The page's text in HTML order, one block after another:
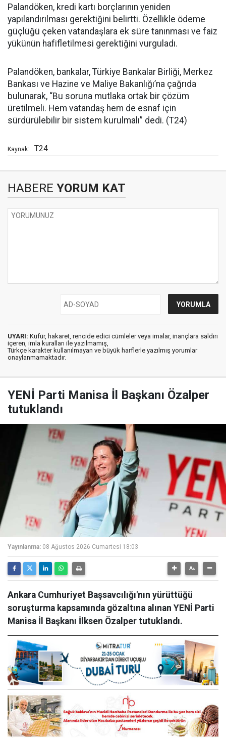
Palandöken, kredi kartı borçlarının yeniden
yapılandırılması gerektiğini belirtti. Özellikle ödeme
güçlüğü çeken vatandaşlara ek süre tanınması ve faiz
yükünün hafifletilmesi gerektiğini vurguladı.
Palandöken, bankalar, Türkiye Bankalar Birliği, Merkez
Bankası ve Hazine ve Maliye Bakanlığı’na çağrıda
bulunarak, “Bu soruna mutlaka ortak bir çözüm
üretilmeli. Hem vatandaş hem de esnaf için
sürdürülebilir bir sistem kurulmalı” dedi. (T24)
Kaynak: T24
HABERE YORUM KAT
UYARI: Küfür, hakaret, rencide edici cümleler veya imalar, inançlara saldırı
içeren, imla kuralları ile yazılmamış,
Türkçe karakter kullanılmayan ve büyük harflerle yazılmış yorumlar
onaylanmamaktadır.
YENİ Parti Manisa İl Başkanı Özalper
tutuklandı
Yayınlanma: 08 Ağustos 2026 Cumartesi 18:03
Ankara Cumhuriyet Başsavcılığı'nın yürüttüğü
soruşturma kapsamında gözaltına alınan YENİ Parti
Manisa İl Başkanı İlksen Özalper tutuklandı.